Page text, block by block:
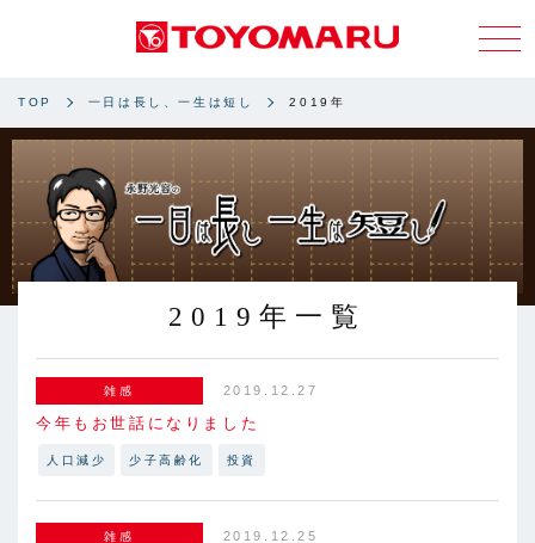
TOP 一日は長し、一生は短し 2019年
2019年一覧
雑感 2019.12.27
今年もお世話になりました
人口減少 少子高齢化 投資
雑感 2019.12.25